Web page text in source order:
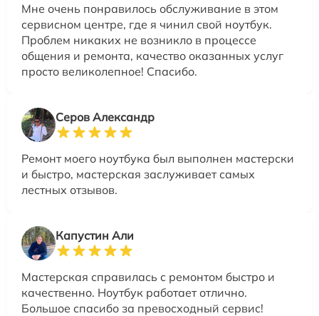
Мне очень понравилось обслуживание в этом
сервисном центре, где я чинил свой ноутбук.
Проблем никаких не возникло в процессе
общения и ремонта, качество оказанных услуг
просто великолепное! Спасибо.
Серов Александр
Ремонт моего ноутбука был выполнен мастерски
и быстро, мастерская заслуживает самых
лестных отзывов.
Капустин Али
Мастерская справилась с ремонтом быстро и
качественно. Ноутбук работает отлично.
Большое спасибо за превосходный сервис!